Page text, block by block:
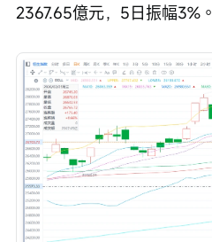
2367.65億元，5日振幅3%。